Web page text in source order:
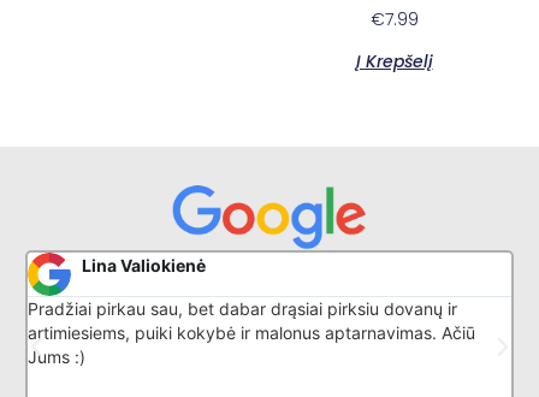
€7.99
Į Krepšelį
Ačiū
Donatas G
Puikiai išmano savo darbą, nuostabus aptarnavimas